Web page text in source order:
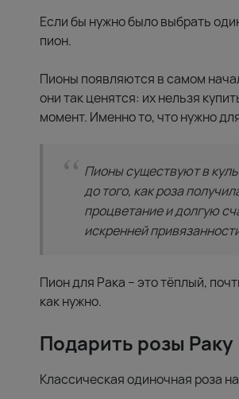
Если бы нужно было выбрать
пион.
Пионы появляются в самом
они так ценятся: их нельзя
момент. Именно то, что нужно
Пионы существуют в
до того, как роза
процветание и долгую
искренней
Пион для Рака – это тёплый,
как нужно.
Подарить розы Раку
Классическая одиночная роза